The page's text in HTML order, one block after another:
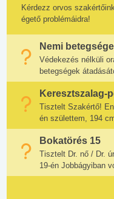
Kérdezz orvos
égető problémáidra!
Nemi
Védekezés nélküli
betegségek
Keresztszalag-
Tisztelt Szakértő!
én születtem, 194
Bokatörés 15
Tisztelt Dr. nő / Dr.
19-én Jobbágyiban